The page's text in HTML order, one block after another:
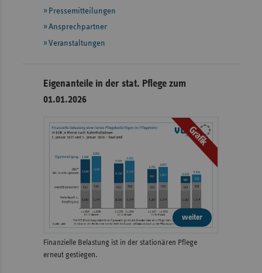
Pressemitteilungen
Ansprechpartner
Veranstaltungen
Eigenanteile in der stat. Pflege zum
01.01.2026
Grafik
weiter
Finanzielle Belastung ist in der stationären Pflege
erneut gestiegen.